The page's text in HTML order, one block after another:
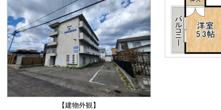
【建物外観】